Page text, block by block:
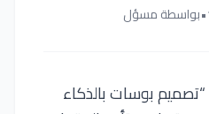
•بواسطة مسؤل
بوسات بالذكاء